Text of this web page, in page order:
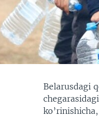
Belarusdagi